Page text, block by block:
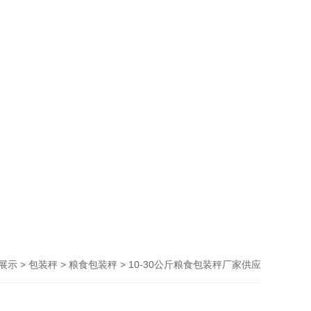
示 > 包装秤 > 粮食包装秤 > 10-30公斤粮食包装秤厂家供应